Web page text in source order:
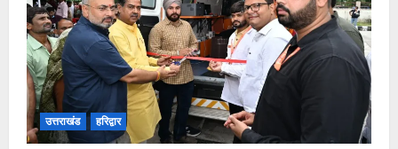
उत्तराखंड हरिद्वार